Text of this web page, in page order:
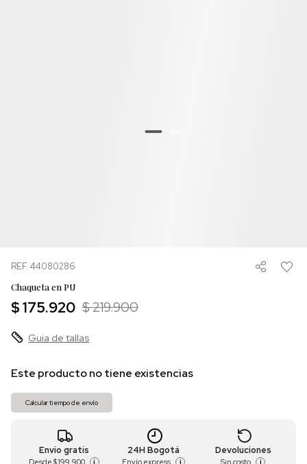
REF. 44080286
Chaqueta en PU
$ 175.920 $ 219.900
Guia de tallas
Este producto no tiene existencias
Calcular tiempo de envío
Envío gratis
Desde $ 199.900
24H Bogotá
Envío express
Devoluciones
Sin costo